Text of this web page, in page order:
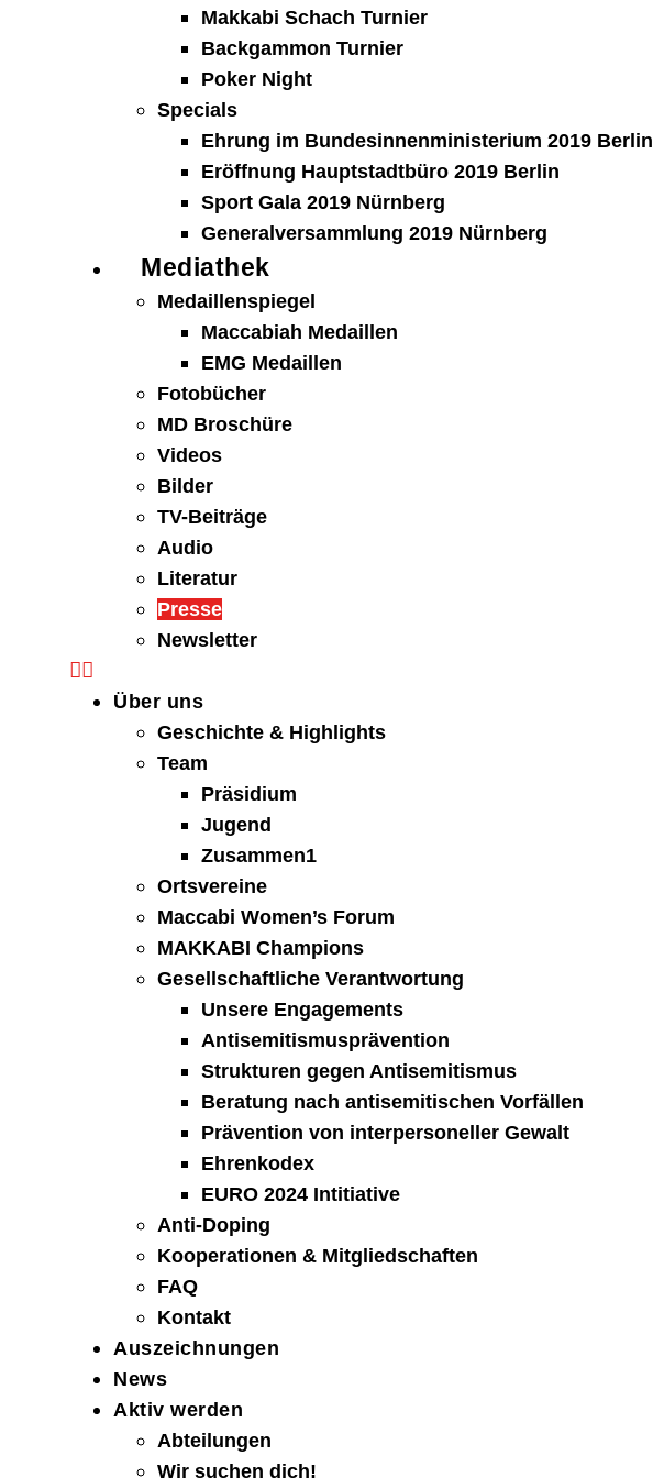
Makkabi Schach Turnier
Backgammon Turnier
Poker Night
Specials
Ehrung im Bundesinnenministerium 2019 Berlin
Eröffnung Hauptstadtbüro 2019 Berlin
Sport Gala 2019 Nürnberg
Generalversammlung 2019 Nürnberg
Mediathek
Medaillenspiegel
Maccabiah Medaillen
EMG Medaillen
Fotobücher
MD Broschüre
Videos
Bilder
TV-Beiträge
Audio
Literatur
Presse
Newsletter
Über uns
Geschichte & Highlights
Team
Präsidium
Jugend
Zusammen1
Ortsvereine
Maccabi Women’s Forum
MAKKABI Champions
Gesellschaftliche Verantwortung
Unsere Engagements
Antisemitismusprävention
Strukturen gegen Antisemitismus
Beratung nach antisemitischen Vorfällen
Prävention von interpersoneller Gewalt
Ehrenkodex
EURO 2024 Intitiative
Anti-Doping
Kooperationen & Mitgliedschaften
FAQ
Kontakt
Auszeichnungen
News
Aktiv werden
Abteilungen
Wir suchen dich!